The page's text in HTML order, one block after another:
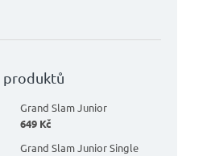
produktů
Grand Slam Junior
649 Kč
Grand Slam Junior Single